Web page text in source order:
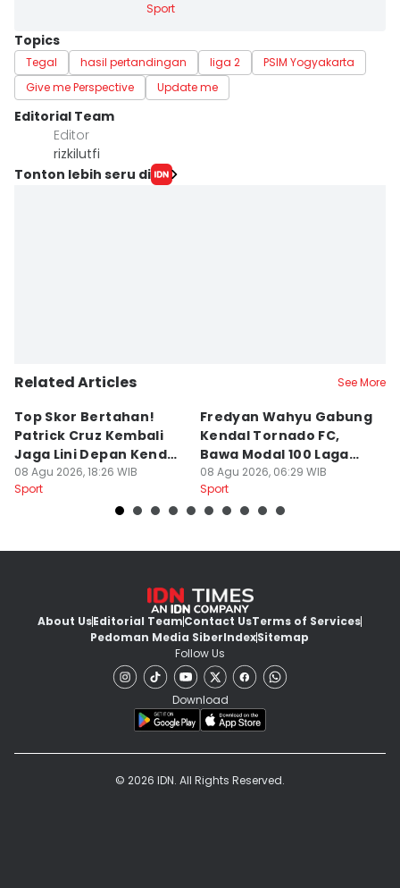
Sport
Topics
Tegal hasil pertandingan liga 2
PSIM Yogyakarta
Give me Perspective
Update me
Editorial Team
Editor
rizkilutfi
Tonton lebih seru di
Related Articles See More
Top Skor Bertahan!
Patrick Cruz Kembali
Jaga Lini Depan Kendal
Tornado
08 Agu 2026, 18:26 WIB
Sport
Fredyan Wahyu Gabung
Kendal Tornado FC,
Bawa Modal 100 Laga
Liga 1
08 Agu 2026, 06:29 WIB
Sport
About UsEditorial TeamContact UsTerms of Services
Pedoman Media SiberIndexSitemap
Follow Us
Download
© 2026 IDN. All Rights Reserved.